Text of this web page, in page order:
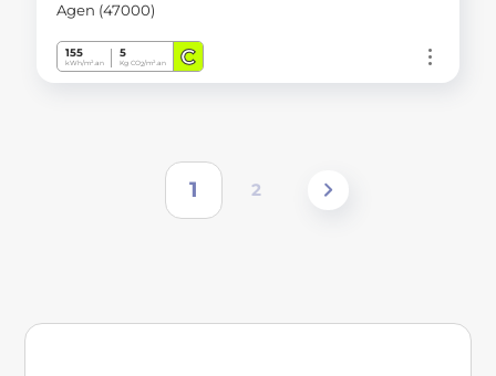
Agen (47000)
155
kWh/m².an
5
Kg CO2/m².an C
1 2